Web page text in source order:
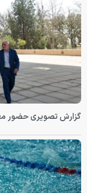
گزارش تصویری حضور